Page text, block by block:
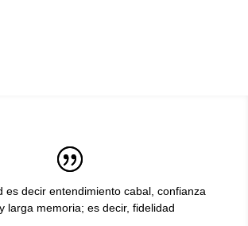
es decir entendimiento cabal, confianza
larga memoria; es decir, fidelidad